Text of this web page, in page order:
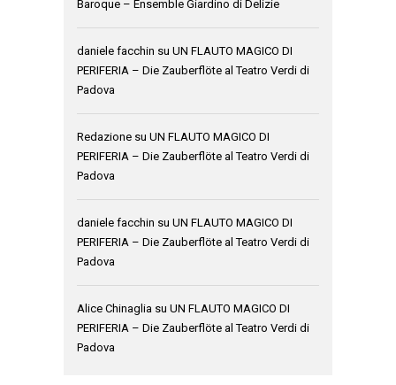
Baroque – Ensemble Giardino di Delizie
daniele facchin su UN FLAUTO MAGICO DI
PERIFERIA – Die Zauberflöte al Teatro Verdi di
Padova
Redazione su UN FLAUTO MAGICO DI
PERIFERIA – Die Zauberflöte al Teatro Verdi di
Padova
daniele facchin su UN FLAUTO MAGICO DI
PERIFERIA – Die Zauberflöte al Teatro Verdi di
Padova
Alice Chinaglia su UN FLAUTO MAGICO DI
PERIFERIA – Die Zauberflöte al Teatro Verdi di
Padova